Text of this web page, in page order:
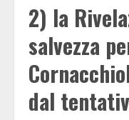
2) la
salvezza
dal